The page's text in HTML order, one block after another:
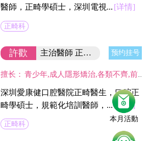
本月活動
醫師，正畸學碩士，深圳電視... [详情]
正畸科
許歡 主治醫師 正畸學碩士 预约挂号
擅长： 青少年,成人隱形矯治,各類不齊,前突,反頜等牙性,頜骨性的錯頜畸形,關註上呼吸道和口腔不良習慣與矯治的關系,全面設計把控美容美學,肌肉功能和牙齒咬合統一和諧。
深圳愛康健口腔醫院正畸醫生，口腔正
畸學碩士，規範化培訓醫師，...[详情]
正畸科